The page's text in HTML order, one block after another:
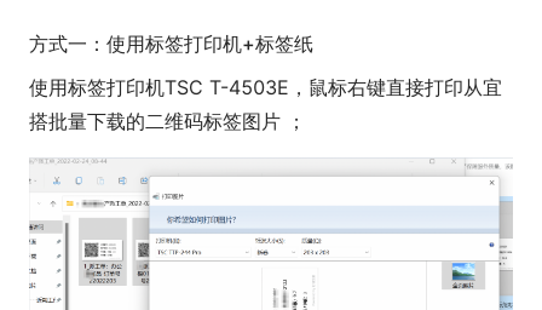
方式一：使用标签打印机+标签纸
使用标签打印机TSC T-4503E，鼠标右键直接打印从宜
搭批量下载的二维码标签图片 ；